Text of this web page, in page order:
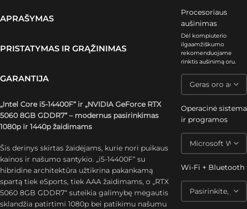
APRAŠYMAS
PRISTATYMAS IR GRĄŽINIMAS
GARANTIJA
„Intel Core i5-14400F“ ir „NVIDIA GeForce RTX
5060 8GB GDDR7“ – modernus pasirinkimas
1080p ir 1440p žaidimams
Šis derinys skirtas žaidėjams, kurie nori puikaus
kainos ir našumo santykio. „i5-14400F“ su
hibridine architektūra užtikrina pakankamą
spartą tiek eSports, tiek AAA žaidimams, o „RTX
5060 8GB GDDR7“ suteikia galimybę mėgautis
sklandžia patirtimi 1080p bei patikimu našumu
Procesoriaus
aušinimas
Dėl kompiuterio
ilgaamžiškumo
rekomenduojame
rinktis aušinimą oru.
Operacinė sistema
ir programos
Wi-Fi + Bluetooth